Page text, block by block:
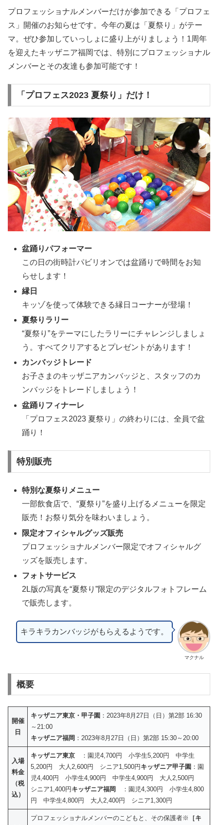
プロフェッショナルメンバーだけが参加できる「プロフェ
ス」開催のお知らせです。今年の夏は「夏祭り」がテー
マ。ぜひ参加していっしょに盛り上がりましょう！1周年
を迎えたキッザニア福岡では、特別にプロフェッショナル
メンバーとその友達も参加可能です！
「プロフェス2023 夏祭り」だけ！
盆踊りパフォーマー
この日の街時計パビリオンでは盆踊りで時間をお知
らせします！
縁日
キッゾを使って体験できる縁日コーナーが登場！
夏祭りラリー
“夏祭り”をテーマにしたラリーにチャレンジしましょ
う。すべてクリアするとプレゼントがあります！
カンバッジトレード
お子さまのキッザニアカンバッジと、スタッフのカ
ンバッジをトレードしましょう！
盆踊りフィナーレ
「プロフェス2023 夏祭り」の終わりには、全員で盆
踊り！
特別販売
特別な夏祭りメニュー
一部飲食店で、“夏祭り”を盛り上げるメニューを限定
販売！お祭り気分を味わいましょう。
限定オフィシャルグッズ販売
プロフェッショナルメンバー限定でオフィシャルグ
ッズを販売します。
フォトサービス
2L版の写真を“夏祭り”限定のデジタルフォトフレーム
で販売します。
マクナル
キラキラカンバッジがもらえるようです。
概要
開催
日
キッザニア東京・甲子園 ：2023年8月27日（日）第2部 16:30
～21:00
キッザニア福岡 ：2023年8月27日（日）第2部 15:30～20:00
入場
料金
（税
込）
キッザニア東京
：園児4,700円 小学生5,200円 中学生
5,200円 大人2,600円 シニア1,500円 キッザニア甲子園 ：園
児4,400円 小学生4,900円 中学生4,900円 大人2,500円
シニア1,400円 キッザニア福岡
：園児4,300円 小学生4,800
円 中学生4,800円 大人2,400円 シニア1,300円
プロフェッショナルメンバーのこどもと、その保護者※
［キ